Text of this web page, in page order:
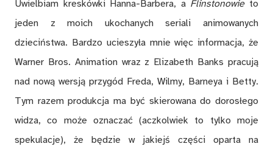
Uwielbiam kreskówki Hanna-Barbera, a Flinstonowieto
jeden z moich ukochanych seriali animowanych
dzieciństwa. Bardzo ucieszyła mnie więc informacja, że
Warner Bros. Animation wraz z Elizabeth Banks pracują
nad nową wersją przygód Freda, Wilmy, Barneya i Betty.
Tym razem produkcja ma być skierowana do dorosłego
widza, co może oznaczać (aczkolwiek to tylko moje
spekulacje), że będzie w jakiejś części oparta na